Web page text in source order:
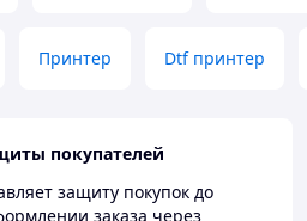
Принтер Dtf принтер
покупателей
защиту покупок до
заказа через